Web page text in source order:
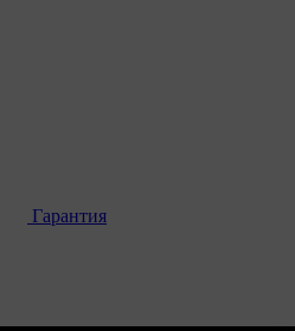
Гарантия